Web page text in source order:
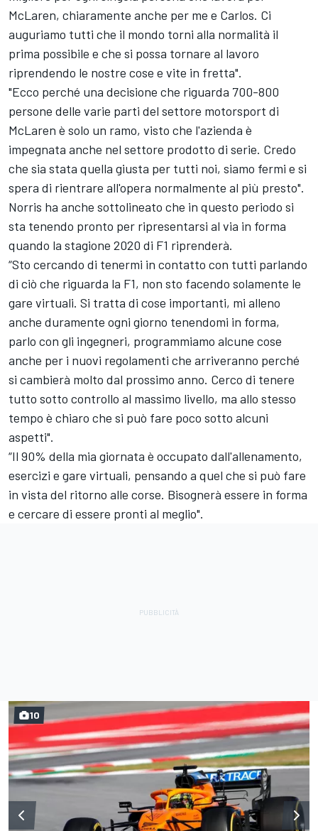
McLaren, chiaramente anche per me e Carlos. Ci
auguriamo tutti che il mondo torni alla normalità il
prima possibile e che si possa tornare al lavoro
riprendendo le nostre cose e vite in fretta".
"Ecco perché una decisione che riguarda 700-800
persone delle varie parti del settore motorsport di
McLaren è solo un ramo, visto che l'azienda è
impegnata anche nel settore prodotto di serie. Credo
che sia stata quella giusta per tutti noi, siamo fermi e si
spera di rientrare all'opera normalmente al più presto".
Norris ha anche sottolineato che in questo periodo si
sta tenendo pronto per ripresentarsi al via in forma
quando la stagione 2020 di F1 riprenderà.
“Sto cercando di tenermi in contatto con tutti parlando
di ciò che riguarda la F1, non sto facendo solamente le
gare virtuali. Si tratta di cose importanti, mi alleno
anche duramente ogni giorno tenendomi in forma,
parlo con gli ingegneri, programmiamo alcune cose
anche per i nuovi regolamenti che arriveranno perché
si cambierà molto dal prossimo anno. Cerco di tenere
tutto sotto controllo al massimo livello, ma allo stesso
tempo è chiaro che si può fare poco sotto alcuni
aspetti".
“Il 90% della mia giornata è occupato dall'allenamento,
esercizi e gare virtuali, pensando a quel che si può fare
in vista del ritorno alle corse. Bisognerà essere in forma
e cercare di essere pronti al meglio".
10